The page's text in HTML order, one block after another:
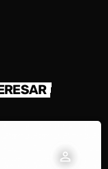
person_outline